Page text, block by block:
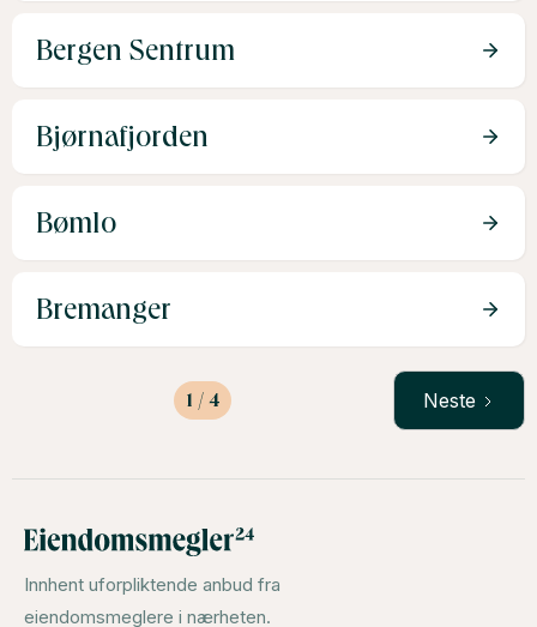
Bergen Sentrum
Bjørnafjorden
Bømlo
Bremanger
1 / 4 Neste
Innhent uforpliktende anbud fra
eiendomsmeglere i nærheten.